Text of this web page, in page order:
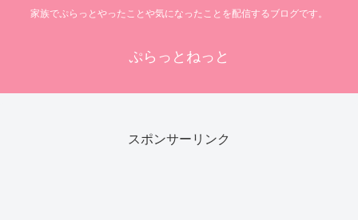
家族でぷらっとやったことや気になったことを配信するブログです。
ぷらっとねっと
スポンサーリンク